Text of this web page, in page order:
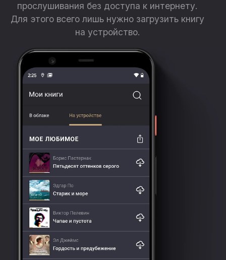
прослушивания без доступа к интернету.
Для этого всего лишь нужно загрузить книгу
на устройство.